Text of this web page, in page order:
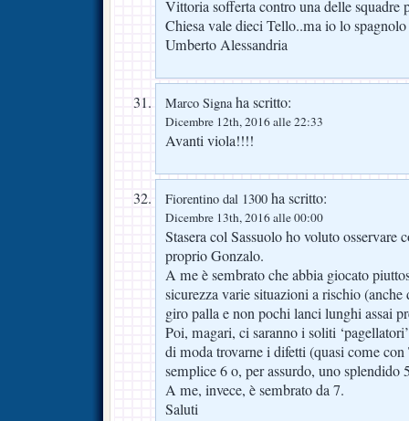
Vittoria sofferta contro una delle
Chiesa vale dieci Tello..ma io lo
Umberto Alessandria
Marco Signaha scritto:
Dicembre 12th, 2016 alle 22:33
Avanti viola!!!!
Fiorentino dal 1300 ha scritto:
Dicembre 13th, 2016 alle 00:00
Stasera col Sassuolo ho voluto osservare
proprio Gonzalo.
A me è sembrato che abbia giocato
sicurezza varie situazioni a rischio
giro palla e non pochi lanci lunghi assai
Poi, magari, ci saranno i soliti
di moda trovarne i difetti (quasi come
semplice 6 o, per assurdo, uno splendido
A me, invece, è sembrato da 7.
Saluti